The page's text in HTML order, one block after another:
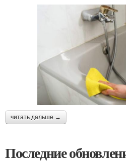
читать дальше →
Последние